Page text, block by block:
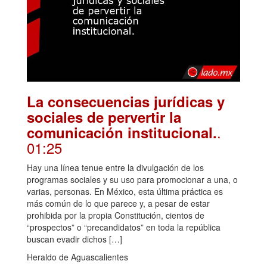
La consecuencias jurídicas y
sociales de pervertir la
comunicación institucional..
01:25
Hay una línea tenue entre la divulgación de los
programas sociales y su uso para promocionar a una, o
varias, personas. En México, esta última práctica es
más común de lo que parece y, a pesar de estar
prohibida por la propia Constitución, cientos de
“prospectos” o “precandidatos” en toda la república
buscan evadir dichos […]
Heraldo de Aguascalientes